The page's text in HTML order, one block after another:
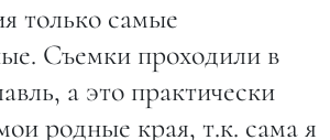
только самые
Съемки проходили в
а это практически
родные края, т.к. сама я